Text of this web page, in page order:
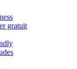
gratuit